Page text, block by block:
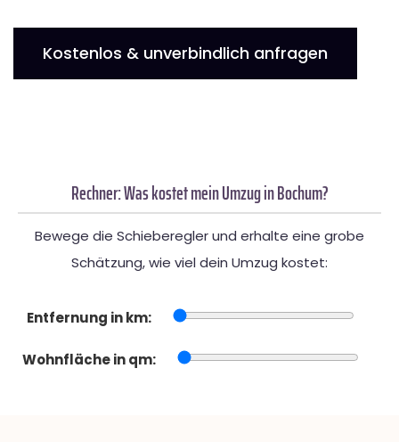
Kostenlos & unverbindlich anfragen
Rechner: Was kostet mein Umzug in Bochum?
Bewege die Schieberegler und erhalte eine grobe
Schätzung, wie viel dein Umzug kostet:
Entfernung in km:
Wohnfläche in qm: